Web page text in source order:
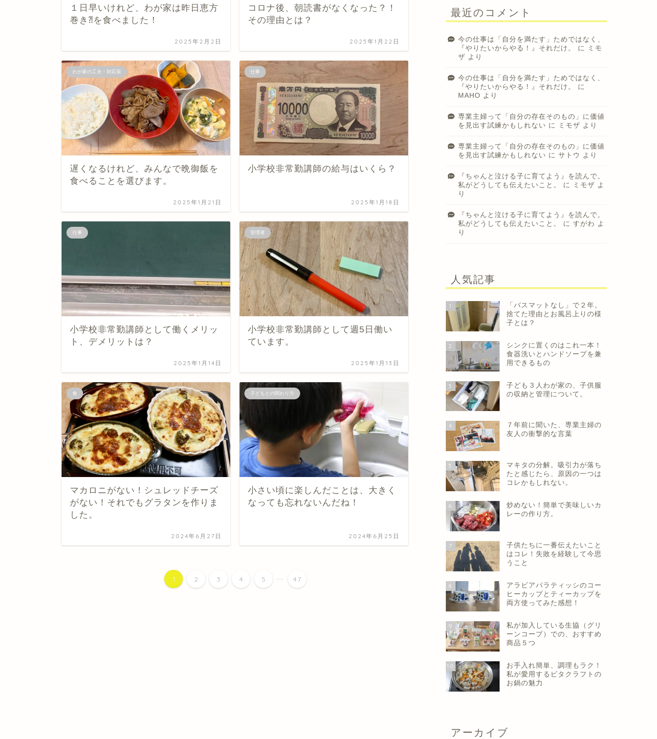
１日早いけれど、わが家は昨日恵方
巻き⁈を食べました！
2025年2月2日
コロナ後、朝読書がなくなった？！
その理由とは？
2025年1月22日
わが家の工夫・対応策
遅くなるけれど、みんなで晩御飯を
食べることを選びます。
2025年1月21日
仕事
小学校非常勤講師の給与はいくら？
2025年1月18日
仕事
小学校非常勤講師として働くメリッ
ト、デメリットは？
2025年1月14日
管理者
小学校非常勤講師として週5日働い
ています。
2025年1月13日
食
マカロニがない！シュレッドチーズ
がない！それでもグラタンを作りま
した。
2024年6月27日
子どもとの関わり方
小さい頃に楽しんだことは、大きく
なっても忘れないんだね！
2024年6月25日
1 2 3 4 5 ... 47
はなく、『やりたいからやる！』そ
れだけ。
2023年7月21日
今に繋がっている」ということ。
2021年11月26日
夫婦関係
コロナ禍、夫のお小遣いの使い方に
物申す！
最近のコメント
今の仕事は「自分を満たす」ためではなく、
『やりたいからやる！』それだけ。
に
ミモ
ザ より
今の仕事は「自分を満たす」ためではなく、
『やりたいからやる！』それだけ。
に
MAHO より
専業主婦って「自分の存在そのもの」に価値
を見出す試練かもしれない に ミモザ より
専業主婦って「自分の存在そのもの」に価値
を見出す試練かもしれない に サトウ より
『ちゃんと泣ける子に育てよう』を読んで。
私がどうしても伝えたいこと。
に ミモザ よ
り
『ちゃんと泣ける子に育てよう』を読んで。
私がどうしても伝えたいこと。
に すがわ よ
り
人気記事
1
「バスマットなし」で２年。
捨てた理由とお風呂上りの様
子とは？
2
シンクに置くのはこれ一本！
食器洗いとハンドソープを兼
用できるもの
3
子ども３人わが家の、子供服
の収納と管理について。
4
７年前に聞いた、専業主婦の
友人の衝撃的な言葉
5
マキタの分解。吸引力が落ち
たと感じたら、原因の一つは
コレかもしれない。
6
炒めない！簡単で美味しいカ
レーの作り方。
7
子供たちに一番伝えたいこと
はコレ！失敗を経験して今思
うこと
8
アラビアパラティッシのコー
ヒーカップとティーカップを
両方使ってみた感想！
9
私が加入している生協（グリ
ーンコープ）での、おすすめ
商品５つ
10
お手入れ簡単、調理もラク！
私が愛用するビタクラフトの
お鍋の魅力
アーカイブ